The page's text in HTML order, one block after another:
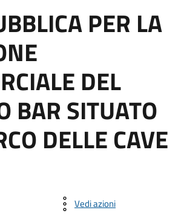
PER LA
DEL
BAR SITUATO
DELLE CAVE
Vedi azioni